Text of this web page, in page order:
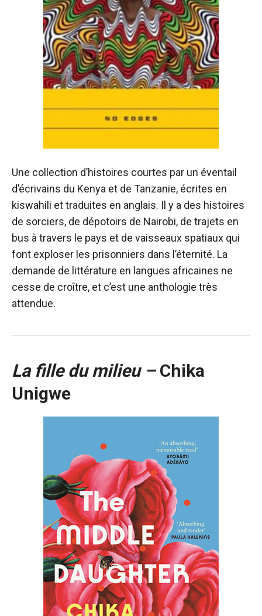
Une collection d’histoires courtes par un éventail
d’écrivains du Kenya et de Tanzanie, écrites en
kiswahili et traduites en anglais. Il y a des histoires
de sorciers, de dépotoirs de Nairobi, de trajets en
bus à travers le pays et de vaisseaux spatiaux qui
font exploser les prisonniers dans l’éternité. La
demande de littérature en langues africaines ne
cesse de croître, et c’est une anthologie très
attendue.
La fille du milieu –Chika
Unigwe